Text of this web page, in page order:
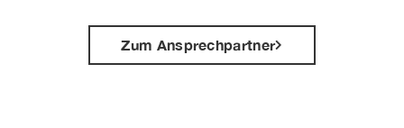
Zum Ansprechpartner